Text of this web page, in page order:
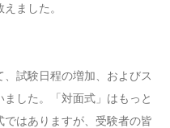
ました。
試験日程の増加、およびス
した。「対面式」はもっと
はありますが、受験者の皆